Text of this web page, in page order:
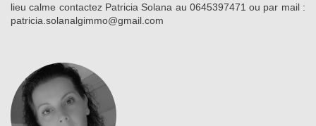
lieu calme contactez Patricia Solana au 0645397471 ou par mail :
patricia.solanalgimmo@gmail.com